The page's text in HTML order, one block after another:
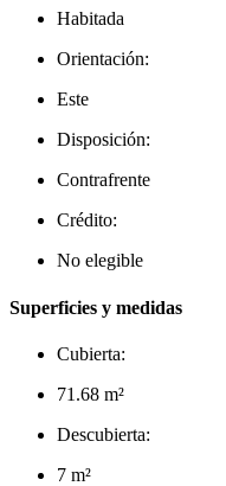
Habitada
Orientación:
Este
Disposición:
Contrafrente
Crédito:
No elegible
Superficies y medidas
Cubierta:
71.68 m²
Descubierta:
7 m²